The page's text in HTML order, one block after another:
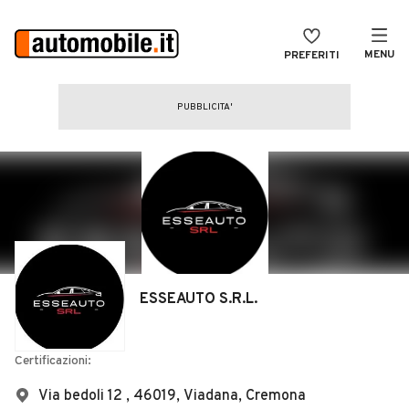
PREFERITI MENU
CERCA
Auto usate
Noleggio a lungo termine
Auto d'epoca
Moto
MAGAZINE
ESSEAUTO S.R.L.
Certificazioni:
Via bedoli 12 , 46019, Viadana, Cremona